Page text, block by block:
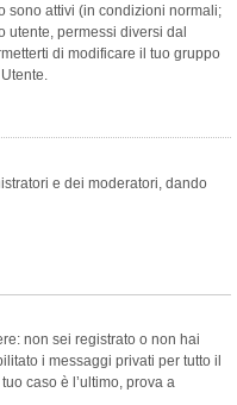
sono attivi (in condizioni normali;
utente, permessi diversi dal
di modificare il tuo gruppo
e dei moderatori, dando
non sei registrato o non hai
i messaggi privati per tutto il
caso è l’ultimo, prova a